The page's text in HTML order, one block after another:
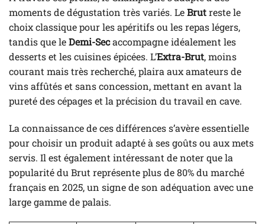
moments de dégustation très variés. LeBrutreste le
choix classique pour les apéritifs ou les repas légers,
tandis que leDemi-Secaccompagne idéalement les
desserts et les cuisines épicées. L’Extra-Brut, moins
courant mais très recherché, plaira aux amateurs de
vins affûtés et sans concession, mettant en avant la
pureté des cépages et la précision du travail en cave.
La connaissance de ces différences s’avère essentielle
pour choisir un produit adapté à ses goûts ou aux mets
servis. Il est également intéressant de noter que la
popularité du Brut représente plus de 80% du marché
français en 2025, un signe de son adéquation avec une
large gamme de palais.